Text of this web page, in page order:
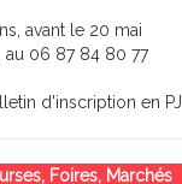
avant le 20 mai
au 06 87 84 80 77
d'inscription en PJ
Foires, Marchés